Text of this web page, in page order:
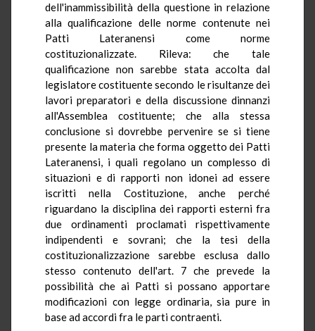
dell'inammissibilità della questione in relazione
alla qualificazione delle norme contenute nei
Patti Lateranensi come norme
costituzionalizzate. Rileva: che tale
qualificazione non sarebbe stata accolta dal
legislatore costituente secondo le risultanze dei
lavori preparatori e della discussione dinnanzi
all'Assemblea costituente; che alla stessa
conclusione si dovrebbe pervenire se si tiene
presente la materia che forma oggetto dei Patti
Lateranensi, i quali regolano un complesso di
situazioni e di rapporti non idonei ad essere
iscritti nella Costituzione, anche perché
riguardano la disciplina dei rapporti esterni fra
due ordinamenti proclamati rispettivamente
indipendenti e sovrani; che la tesi della
costituzionalizzazione sarebbe esclusa dallo
stesso contenuto dell'art. 7 che prevede la
possibilità che ai Patti si possano apportare
modificazioni con legge ordinaria, sia pure in
base ad accordi fra le parti contraenti.